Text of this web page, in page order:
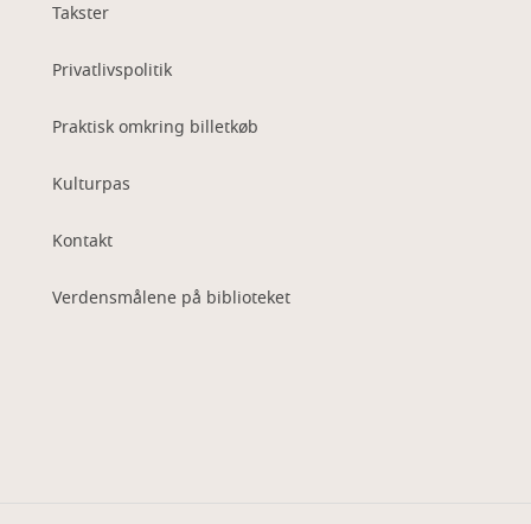
Takster
Privatlivspolitik
Praktisk omkring billetkøb
Kulturpas
Kontakt
Verdensmålene på biblioteket